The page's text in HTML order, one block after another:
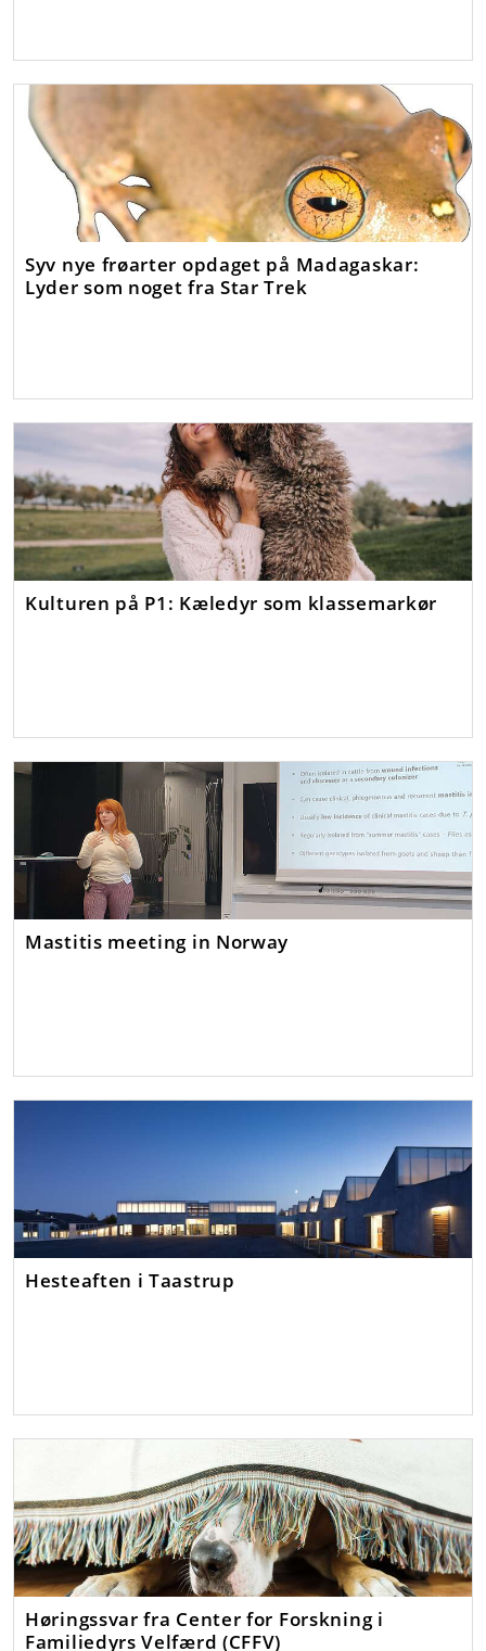
Syv nye frøarter opdaget på Madagaskar:
Lyder som noget fra Star Trek
Kulturen på P1: Kæledyr som klassemarkør
Mastitis meeting in Norway
Hesteaften i Taastrup
Høringssvar fra Center for Forskning i
Familiedyrs Velfærd (CFFV)